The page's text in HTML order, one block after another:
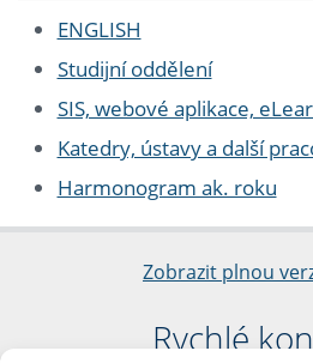
ENGLISH
Studijní oddělení
SIS, webové aplikace,
Katedry, ústavy a další
Harmonogram ak. roku
Zobrazit plnou
Rychlé